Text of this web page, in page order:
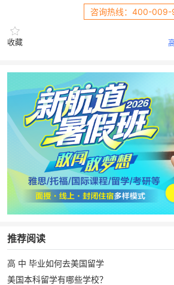
咨询热线：400-
收藏
推荐阅读
高 中 毕业如何去美国留学
美国本科留学有哪些学校？